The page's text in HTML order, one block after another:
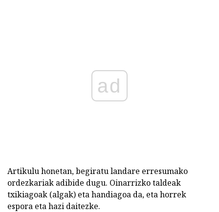
ad
Artikulu honetan, begiratu landare erresumako
ordezkariak adibide dugu. Oinarrizko taldeak
txikiagoak (algak) eta handiagoa da, eta horrek
espora eta hazi daitezke.